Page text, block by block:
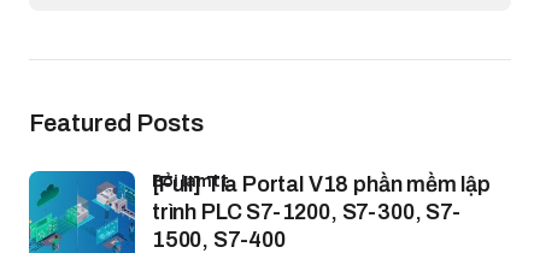
Featured Posts
[Full] Tia Portal V18 phần mềm lập
trình PLC S7-1200, S7-300, S7-
1500, S7-400
bởi lamtt